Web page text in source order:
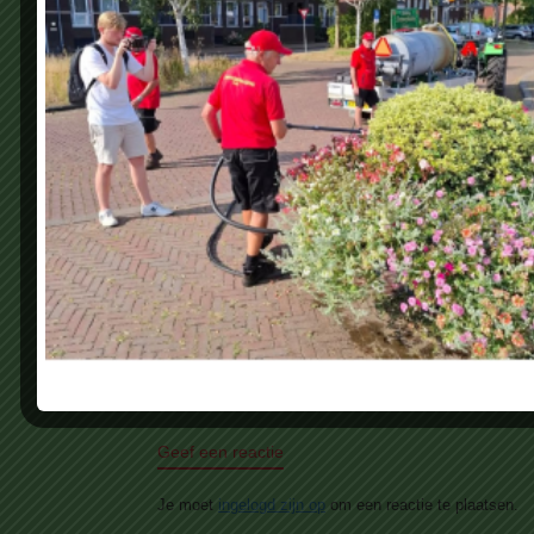
Geef een reactie
Je moet ingelogd zijn op om een reactie te plaatsen.